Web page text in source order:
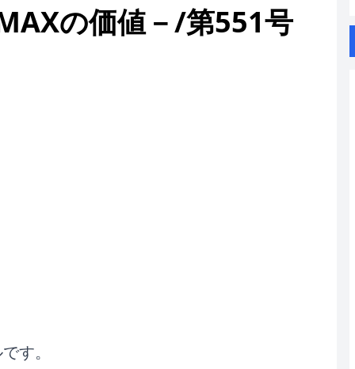
の価値－/第551号
す。